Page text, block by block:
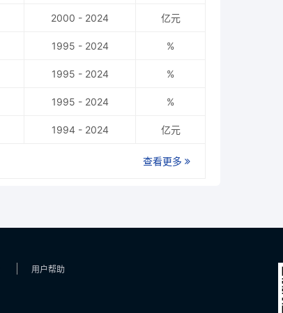
2000 - 2024 亿元
1995 - 2024 %
1995 - 2024 %
1995 - 2024 %
1994 - 2024 亿元
查看更多
用户帮助